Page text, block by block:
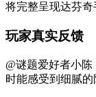
将完整呈现达芬奇
玩家真实反馈
@谜题爱好者小
时能感受到细腻的